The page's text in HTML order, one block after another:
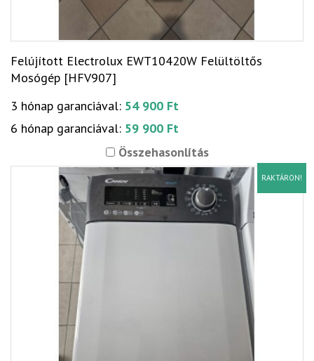
Felújított Electrolux EWT10420W Felültöltős
Mosógép [HFV907]
3 hónap garanciával: 54 900 Ft
6 hónap garanciával: 59 900 Ft
Összehasonlítás
RAKTÁRON!